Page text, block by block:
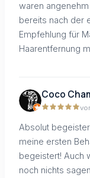
waren
bereits nach der
Empfehlung für
Haarentfernung
Coco
Absolut
meine ersten
begeistert! Auch
noch nichts